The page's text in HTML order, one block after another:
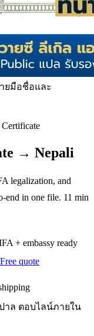
ยมือชื่อและ
→ Nepali
legalization, and
end in one file. 11 min
+ embassy ready
Free quote
าล ตอบไลน์ภายใน